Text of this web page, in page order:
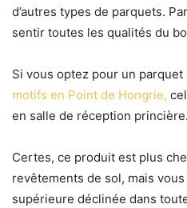
d’autres types de parquets.
sentir toutes les qualités du
Si vous optez pour un
motifs en Point de Hongrie,
en salle de réception princière.
Certes, ce produit est plus
revêtements de sol, mais
supérieure déclinée dans